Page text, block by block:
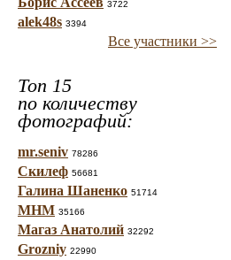
3722
alek48s 3394
Все участники >>
Топ 15
по количеству
фотографий:
mr.seniv 78286
Скилеф 56681
Галина Шаненко 51714
МНМ 35166
Магаз Анатолий 32292
Grozniy 22990